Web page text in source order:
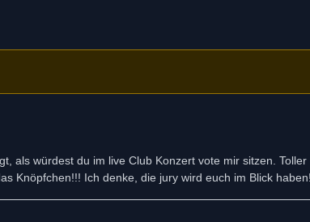
als würdest du im live Club Konzert vote mir sitzen.
Knöpfchen!!! Ich denke, die jury wird euch im Blick